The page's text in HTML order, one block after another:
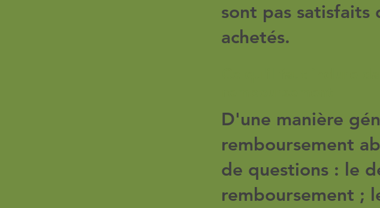
sont pas satisfaits
achetés.
D'une manière
remboursement
de questions : le
remboursement ;